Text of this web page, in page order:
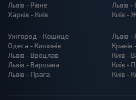
Львів - Рівне
Харків - Київ
Львів -
Київ -
Ужгород - Кошице
Одеса - Кишинів
Львів - Вроцлав
Львів - Варшава
Львів - Прага
Львів -
Краків
Київ -
Київ -
Київ -